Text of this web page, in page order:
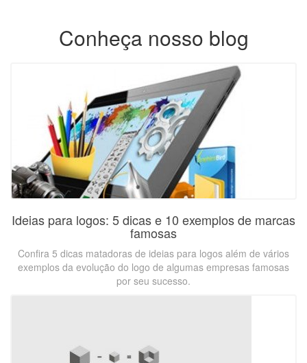
Conheça nosso blog
Ideias para logos: 5 dicas e 10 exemplos de marcas
famosas
Confira 5 dicas matadoras de ideias para logos além de vários
exemplos da evolução do logo de algumas empresas famosas
por seu sucesso.